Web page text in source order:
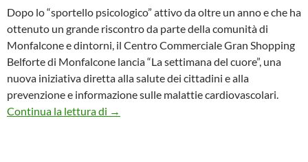
Dopo lo “sportello psicologico” attivo da oltre un anno e che ha
ottenuto un grande riscontro da parte della comunità di
Monfalcone e dintorni, il Centro Commerciale Gran Shopping
Belforte di Monfalcone lancia “La settimana del cuore”, una
nuova iniziativa diretta alla salute dei cittadini e alla
prevenzione e informazione sulle malattie cardiovascolari.
Continua la lettura di La “Settimana del cuore” al Gran
→